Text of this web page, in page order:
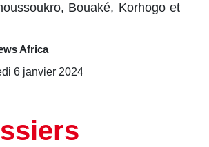
Bouaké, Korhogo et
Africa
6 janvier 2024